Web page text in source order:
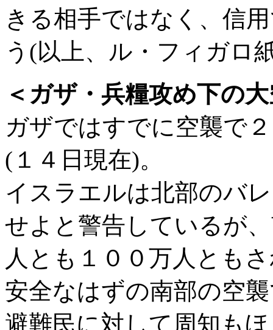
きる相手ではなく、信
う(以上、ル・フィガロ
＜ガザ・兵糧攻め下の
ガザではすでに空襲で
(１４日現在)。
イスラエルは北部のバ
せよと警告しているが
人とも１００万人とも
安全なはずの南部の空
避難民に対して周知も